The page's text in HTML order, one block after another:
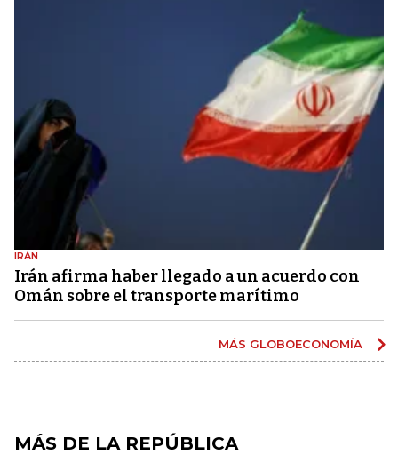
IRÁN
Irán afirma haber llegado a un acuerdo con
Omán sobre el transporte marítimo
MÁS GLOBOECONOMÍA
MÁS DE LA REPÚBLICA